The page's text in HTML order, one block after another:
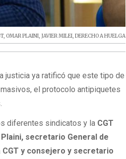
, OMAR PLAINI, JAVIER MILEI,DERECHO A HUELGA
justicia ya ratificó que este tipo de
el protocolo antipiquetes
diferentes sindicatos y la CGT
Plaini, secretario General de
y consejero y secretario